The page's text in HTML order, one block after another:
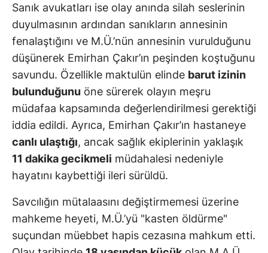
Sanık avukatları ise olay anında silah seslerinin
duyulmasının ardından sanıkların annesinin
fenalaştığını ve M.Ü.’nün annesinin vurulduğunu
düşünerek Emirhan Çakır’ın peşinden koştuğunu
savundu. Özellikle maktulün elinde barut izinin
bulunduğunu öne sürerek olayın meşru
müdafaa kapsamında değerlendirilmesi gerektiği
iddia edildi. Ayrıca, Emirhan Çakır’ın hastaneye
canlı ulaştığı, ancak sağlık ekiplerinin yaklaşık
11 dakika gecikmeli müdahalesi nedeniyle
hayatını kaybettiği ileri sürüldü.
Savcılığın mütalaasını değiştirmemesi üzerine
mahkeme heyeti, M.Ü.’yü "kasten öldürme"
suçundan müebbet hapis cezasına mahkum etti.